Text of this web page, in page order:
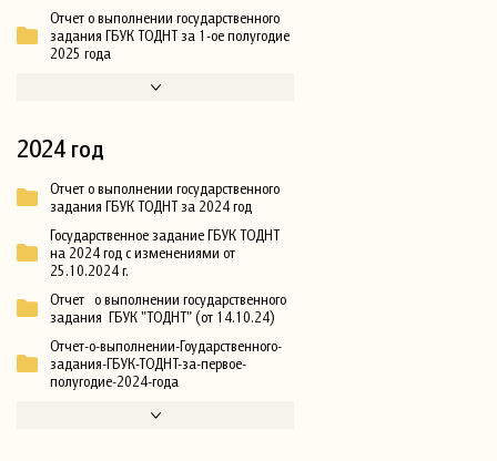
Отчет о выполнении государственного
задания ГБУК ТОДНТ за 1-ое полугодие
2025 года
2024 год
Отчет о выполнении государственного
задания ГБУК ТОДНТ за 2024 год
Государственное задание ГБУК ТОДНТ
на 2024 год с изменениями от
25.10.2024 г.
Отчет о выполнении государственного
задания ГБУК "ТОДНТ" (от 14.10.24)
Отчет-о-выполнении-Гоударственного-
задания-ГБУК-ТОДНТ-за-первое-
полугодие-2024-года